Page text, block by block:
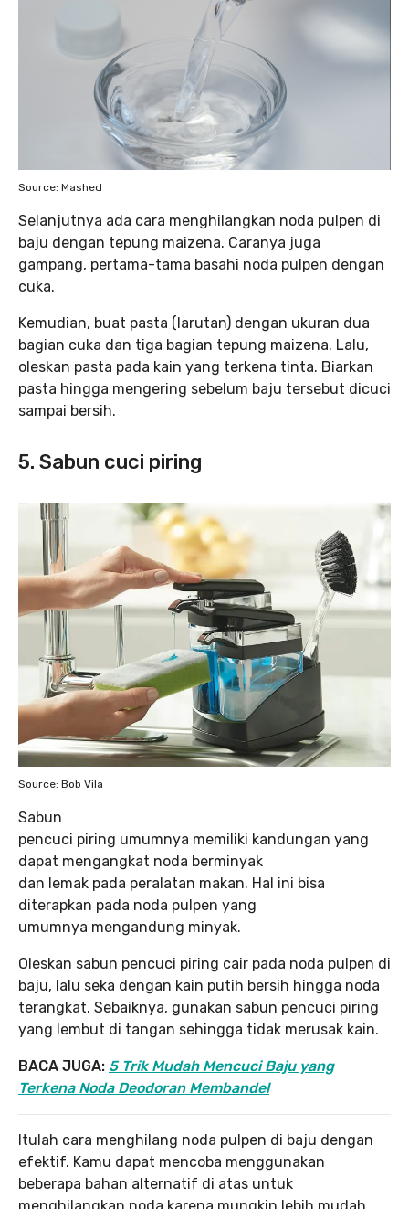
Source: Mashed
Selanjutnya ada cara menghilangkan noda pulpen di
baju dengan tepung maizena. Caranya juga
gampang, pertama-tama basahi noda pulpen dengan
cuka.
Kemudian, buat pasta (larutan) dengan ukuran dua
bagian cuka dan tiga bagian tepung maizena. Lalu,
oleskan pasta pada kain yang terkena tinta. Biarkan
pasta hingga mengering sebelum baju tersebut dicuci
sampai bersih.
5. Sabun cuci piring
Source: Bob Vila
Sabun
pencuci piring umumnya memiliki kandungan yang
dapat mengangkat noda berminyak
dan lemak pada peralatan makan. Hal ini bisa
diterapkan pada noda pulpen yang
umumnya mengandung minyak.
Oleskan sabun pencuci piring cair pada noda pulpen di
baju, lalu seka dengan kain putih bersih hingga noda
terangkat. Sebaiknya, gunakan sabun pencuci piring
yang lembut di tangan sehingga tidak merusak kain.
BACA JUGA: 5 Trik Mudah Mencuci Baju yang
Terkena Noda Deodoran Membandel
Itulah cara menghilang noda pulpen di baju dengan
efektif. Kamu dapat mencoba menggunakan
beberapa bahan alternatif di atas untuk